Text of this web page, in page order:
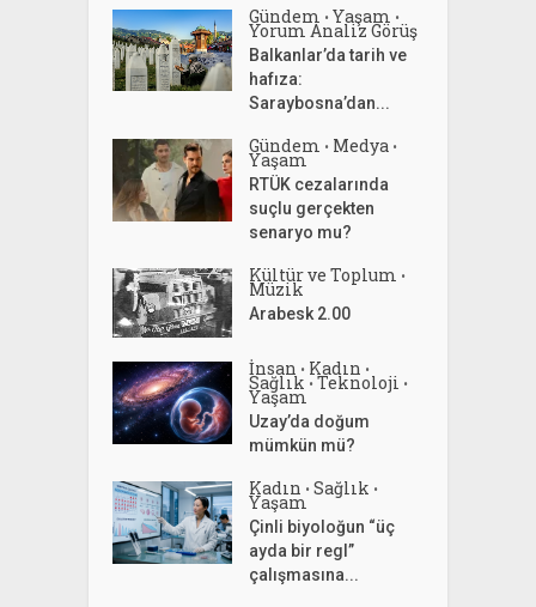
Gündem • Yaşam •
Yorum Analiz Görüş
Balkanlar’da tarih ve
hafıza:
Saraybosna’dan...
Gündem • Medya •
Yaşam
RTÜK cezalarında
suçlu gerçekten
senaryo mu?
Kültür ve Toplum •
Müzik
Arabesk 2.00
İnsan • Kadın •
Sağlık • Teknoloji •
Yaşam
Uzay’da doğum
mümkün mü?
Kadın • Sağlık •
Yaşam
Çinli biyoloğun “üç
ayda bir regl”
çalışmasına...